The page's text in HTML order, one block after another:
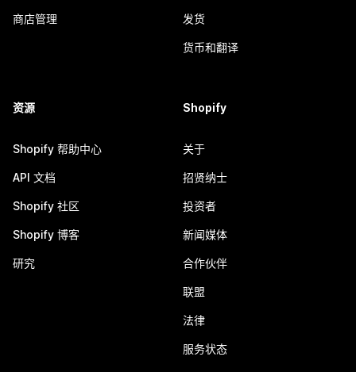
商店管理 发货
货币和翻译
资源
Shopify 帮助中心
API 文档
Shopify 社区
Shopify 博客
研究
Shopify
关于
招贤纳士
投资者
新闻媒体
合作伙伴
联盟
法律
服务状态